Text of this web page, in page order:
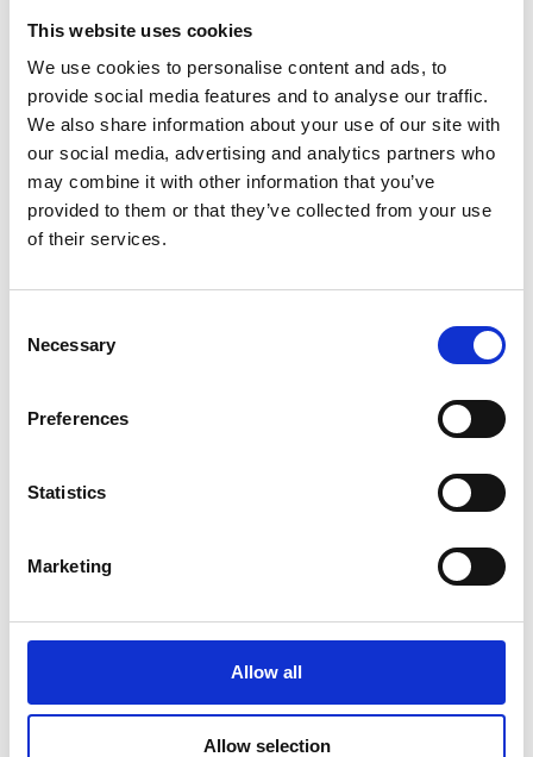
This website uses cookies
We use cookies to personalise content and ads, to
provide social media features and to analyse our traffic.
We also share information about your use of our site with
our social media, advertising and analytics partners who
may combine it with other information that you’ve
provided to them or that they’ve collected from your use
of their services.
Selection
Necessary
Preferences
Statistics
Marketing
Allow all
Allow selection
Services de finition de documents
Donnez fière allure à vos documents grâce à nos services de
finition. Nos services comprennent notamment ce qui suit :
Assemblage
Laminage